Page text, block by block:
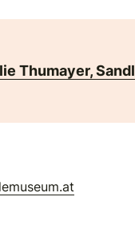
Thumayer, Sandl